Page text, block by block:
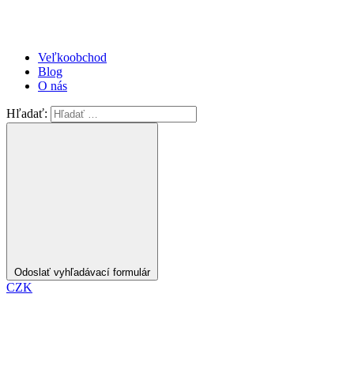
Veľkoobchod
Blog
O nás
Hľadať:
Odoslať vyhľadávací formulár
CZK